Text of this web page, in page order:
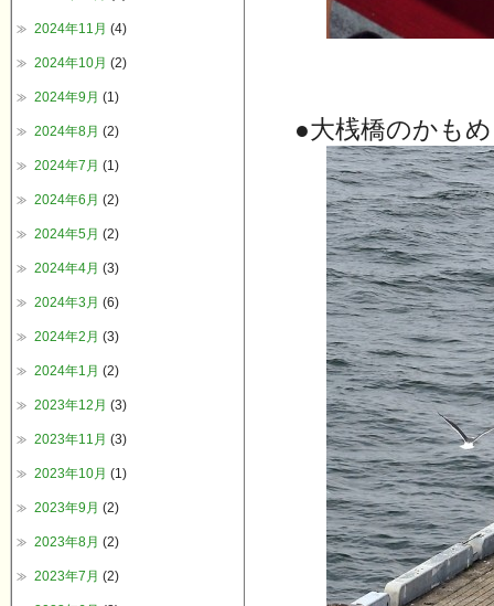
●大桟橋のかもめ
2024年11月 (4)
2024年10月 (2)
2024年9月 (1)
2024年8月 (2)
2024年7月 (1)
2024年6月 (2)
2024年5月 (2)
2024年4月 (3)
2024年3月 (6)
2024年2月 (3)
2024年1月 (2)
2023年12月 (3)
2023年11月 (3)
2023年10月 (1)
2023年9月 (2)
2023年8月 (2)
2023年7月 (2)